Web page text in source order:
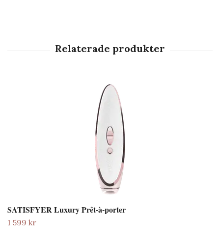
SATISFYER Luxury Prêt-à-porter
1 599 kr